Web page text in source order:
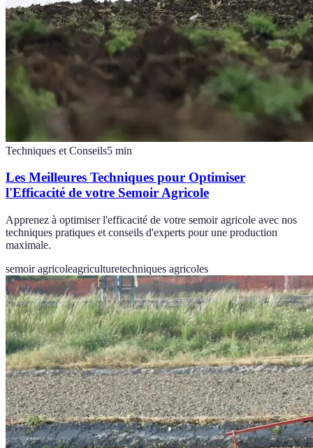
Techniques et Conseils5 min
Les Meilleures Techniques pour Optimiser
l'Efficacité de votre Semoir Agricole
Apprenez à optimiser l'efficacité de votre semoir agricole avec nos
techniques pratiques et conseils d'experts pour une production
maximale.
semoir agricoleagriculturetechniques agricoles